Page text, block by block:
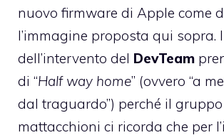
nuovo firmware di Apple come
l’immagine proposta qui sopra.
dell’intervento del DevTeam
di “Half way home” (ovvero “a
dal traguardo”) perché il
mattacchioni ci ricorda che per